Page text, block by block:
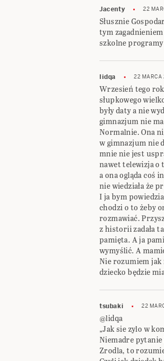
Jacenty 22
Słusznie
tym
szkolne
lidqa 22 MARCA
Wrzesień tego
słupkowego
były daty a nie
gimnazjum nie
Normalnie. Ona
w gimnazjum nie
mnie nie jest
nawet telewizja o
a ona ogląda coś
nie wiedziała że
I ja bym
chodzi o to żeby
rozmawiać.
z historii zadała
pamięta. A ja
wymyślić. A
Nie rozumiem jak
dziecko będzie
tsubaki 22
@lidqa
„Jak sie zylo w
Niemadre
Zrodla, to